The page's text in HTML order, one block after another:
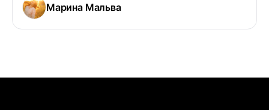
Марина Мальва